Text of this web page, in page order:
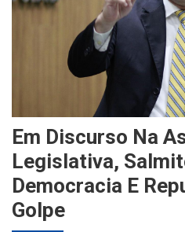
Em Discurso Na
Legislativa,
Democracia E
Golpe